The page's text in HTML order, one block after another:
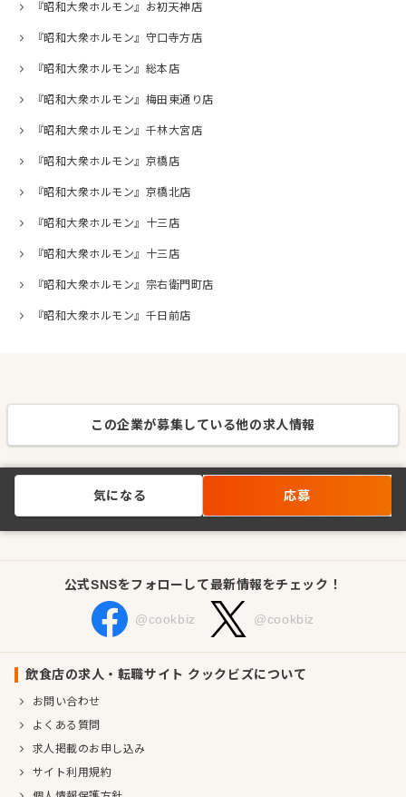
『昭和大衆ホルモン』お初天神店
『昭和大衆ホルモン』守口寺方店
『昭和大衆ホルモン』総本店
『昭和大衆ホルモン』梅田東通り店
『昭和大衆ホルモン』千林大宮店
『昭和大衆ホルモン』京橋店
『昭和大衆ホルモン』京橋北店
『昭和大衆ホルモン』十三店
『昭和大衆ホルモン』十三店
『昭和大衆ホルモン』宗右衛門町店
『昭和大衆ホルモン』千日前店
この企業が募集している他の求人情報
気になる 応募
公式SNSをフォローして最新情報をチェック！
@cookbiz @cookbiz
飲食店の求人・転職サイト クックビズについて
お問い合わせ
よくある質問
求人掲載のお申し込み
サイト利用規約